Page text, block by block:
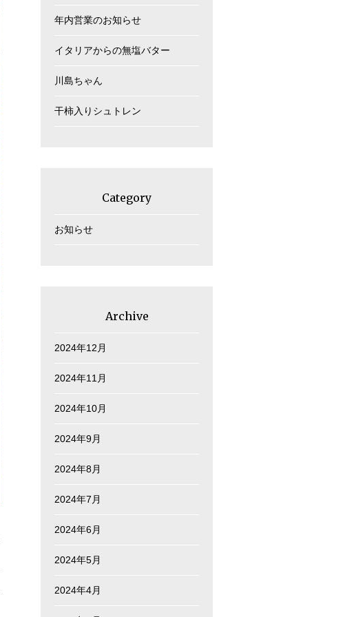
年内営業のお知らせ
イタリアからの無塩バター
川島ちゃん
干柿入りシュトレン
Category
お知らせ
Archive
2024年12月
2024年11月
2024年10月
2024年9月
2024年8月
2024年7月
2024年6月
2024年5月
2024年4月